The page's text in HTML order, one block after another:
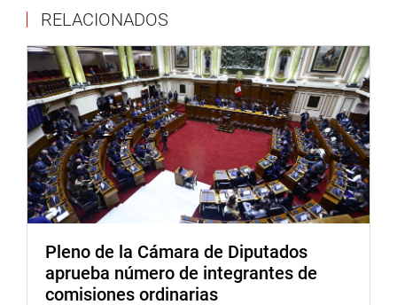
El vicepresidente de la comisión, Francisco Villavicencio,
en ausencia del titular Salvador Heresi, dijo que se trata
de proteger la seguridad ciudadana, el respeto a la vida, la
libertad individual, entre otros derechos y, por otro lado,
sancionar las conductas lesivas al orden constitucional.
Durante el amplio debate que se desarrolló, Luciana León
Romero, una de las autoras, dijo que la propuesta tipifica
con claridad el delito de apología al terrorismo y que los
jueces podrán actuar, como en el caso del Mausoleo de
“Con esta modificación al Código Penal, se sancionará
con drasticidad las marchas y reuniones como las que
RELACIONADOS
Pleno de la Cámara de Diputados
aprueba número de integrantes de
comisiones ordinarias